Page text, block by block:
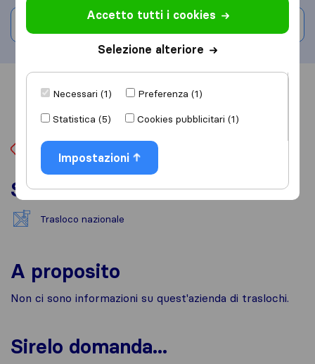
Informazioni Recensioni
Servizi
Trasloco nazionale
A proposito
Non ci sono informazioni su quest'azienda di traslochi.
Sirelo domanda...
Accetto tutti i cookies
Selezione alteriore
Necessari (1)
Preferenza (1)
Statistica (5)
Cookies pubblicitari (1)
Impostazioni